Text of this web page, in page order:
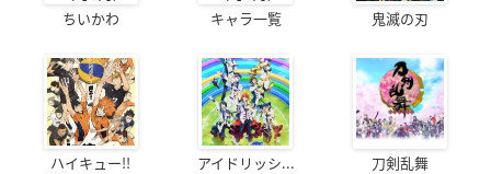
ちいかわ キャラ一覧 鬼滅の刃
ハイキュー!! アイドリッシ... 刀剣乱舞